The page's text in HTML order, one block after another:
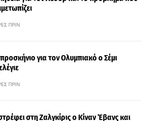
ΠΡΙΝ
για τον Ολυμπιακό ο Σέμι
ΠΡΙΝ
στη Ζαλγκίρις ο Κίναν Έβανς και